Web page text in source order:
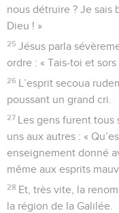
nous détruire ? Je sais
Dieu ! »
25 Jésus parla
ordre : « Tais-toi et
26 L’esprit secoua
poussant un grand cri.
27 Les gens furent tous
uns aux autres : «
enseignement donné
même aux esprits
28 Et, très vite, la
la région de la Galilée.